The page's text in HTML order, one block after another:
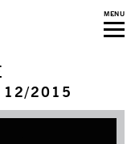
MENU
12/2015